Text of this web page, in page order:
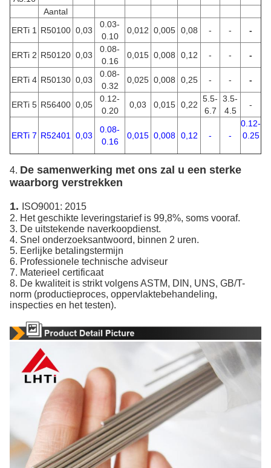
Aantal
ERTi 1
R50100 0,03
0.03-
0.10
0,012 0,005 0,08 - - -
ERTi 2 R50120 0,03
0.08-
0.16
0,015 0,008 0,12 - - -
ERTi 4 R50130 0,03
0.08-
0.32
0,025 0,008 0,25 - - -
ERTi 5 R56400 0,05
0.12-
0.20
0,03 0,015 0,22
5.5-
6.7
3.5-
4.5
-
ERTi 7 R52401 0,03
0.08-
0.16
0,015 0,008 0,12 - -
0.12-
0.25
4. De samenwerking met ons zal u een sterke
waarborg verstrekken
1.
ISO9001: 2015
2. Het geschikte leveringstarief is 99,8%, soms vooraf.
3. De uitstekende naverkoopdienst.
4. Snel onderzoeksantwoord, binnen 2 uren.
5. Eerlijke betalingstermijn
6. Professionele technische adviseur
7. Materieel certificaat
8. De kwaliteit is strikt volgens ASTM, DIN, UNS, GB/T-
norm (productieproces, oppervlaktebehandeling,
inspecties en het testen).